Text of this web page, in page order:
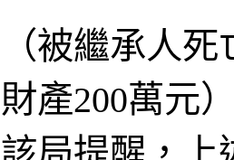
（被繼承人
財產200萬元